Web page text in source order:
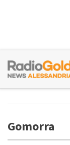
Gomorra